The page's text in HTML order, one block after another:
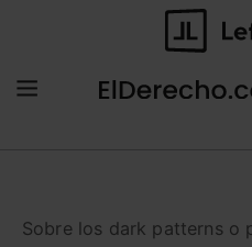
Sobre los dark patterns o